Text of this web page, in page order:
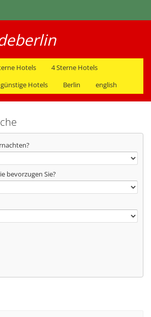
Hotels
4 Sterne Hotels
günstige Hotels Berlin english
bevorzugen Sie?